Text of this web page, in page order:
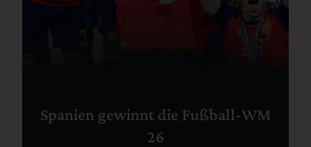
Spanien gewinnt die Fußball-WM
26